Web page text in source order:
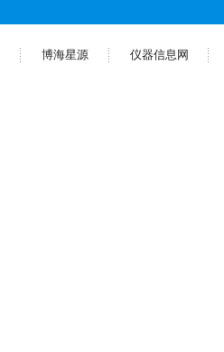
博海星源 仪器信息网